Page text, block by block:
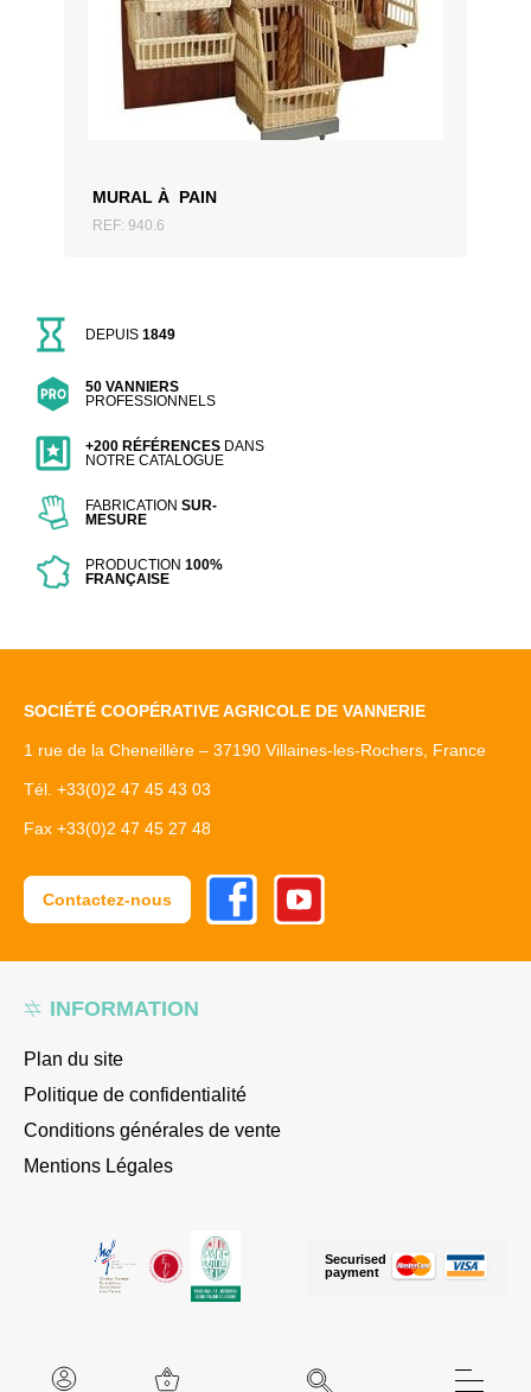
MURAL À PAIN
REF: 940.6
AJOUTER AU DEVIS
DEPUIS1849
50 VANNIERS
PROFESSIONNELS
+200 RÉFÉRENCES DANS
NOTRE CATALOGUE
FABRICATIONSUR-
MESURE
PRODUCTION100%
FRANÇAISE
INFORMATION
Plan du site
Politique de confidentialité
Conditions générales de vente
Mentions Légales
SOCIÉTÉ COOPÉRATIVE AGRICOLE DE VANNERIE
1 rue de la Cheneillère – 37190 Villaines-les-Rochers, France
Tél. +33(0)2 47 45 43 03
Fax +33(0)2 47 45 27 48
Securised
payment
Contactez-nous
FacebookYoutube